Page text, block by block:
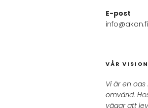
E-post
info@akan.fi
VÅR VISION
Vi är en
omvärld.
vägar att